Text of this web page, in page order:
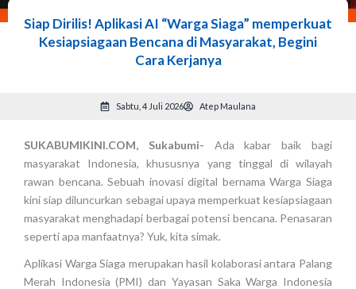
Siap Dirilis! Aplikasi AI “Warga Siaga” memperkuat
Kesiapsiagaan Bencana di Masyarakat, Begini
Cara Kerjanya
Sabtu, 4 Juli 2026 Atep Maulana
SUKABUMIKINI.COM, Sukabumi- Ada kabar baik bagi
masyarakat Indonesia, khususnya yang tinggal di wilayah
rawan bencana. Sebuah inovasi digital bernama Warga Siaga
kini siap diluncurkan sebagai upaya memperkuat kesiapsiagaan
masyarakat menghadapi berbagai potensi bencana. Penasaran
seperti apa manfaatnya? Yuk, kita simak.
Aplikasi Warga Siaga merupakan hasil kolaborasi antara Palang
Merah Indonesia (PMI) dan Yayasan Saka Warga Indonesia